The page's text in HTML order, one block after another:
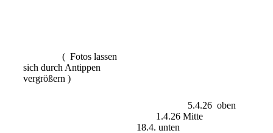
( Fotos lassen
sich durch Antippen
vergrößern )
5.4.26 oben
1.4.26 Mitte
18.4. unten